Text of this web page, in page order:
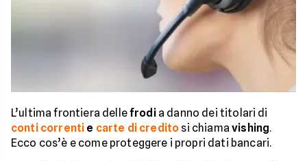
L’ultima frontiera dellefrodia danno dei titolari di
conti correnti e carte di credito si chiamavishing.
Ecco cos’è e come proteggere i propri dati bancari.